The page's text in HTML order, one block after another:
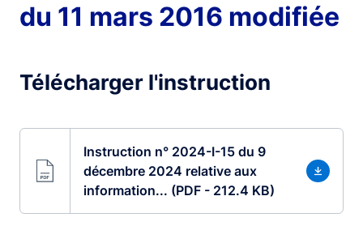
du 11 mars 2016 modifiée
Télécharger l'instruction
Instruction n° 2024-I-15 du 9
décembre 2024 relative aux
information... (PDF - 212.4 KB)